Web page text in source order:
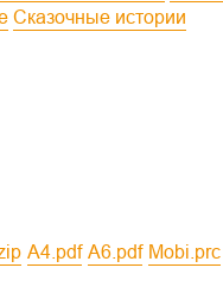
Сказочные истории
a4.pdf a6.pdf mobi.prc